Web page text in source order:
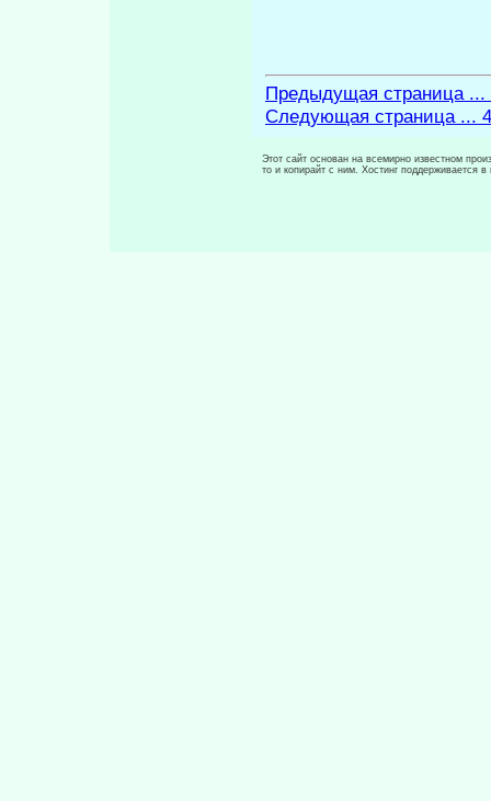
Предыдущая страница ...
Следующая страница ...
Этот сайт основан на всемирно известном
то и копирайт с ним. Хостинг поддерживается